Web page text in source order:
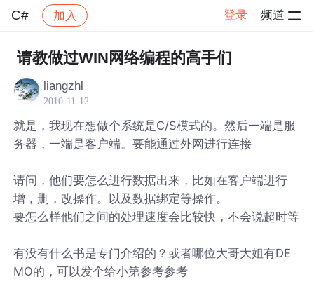
C# 加入 登录 频道
社区 C# 帖子详情
请教做过WIN网络编程的高手们
liangzhl
2010-11-12
就是，我现在想做个系统是C/S模式的。然后一端是服
务器，一端是客户端。要能通过外网进行连接
请问，他们要怎么进行数据出来，比如在客户端进行
增，删，改操作。以及数据绑定等操作。
要怎么样他们之间的处理速度会比较快，不会说超时等
有没有什么书是专门介绍的？或者哪位大哥大姐有DE
MO的，可以发个给小第参考参考